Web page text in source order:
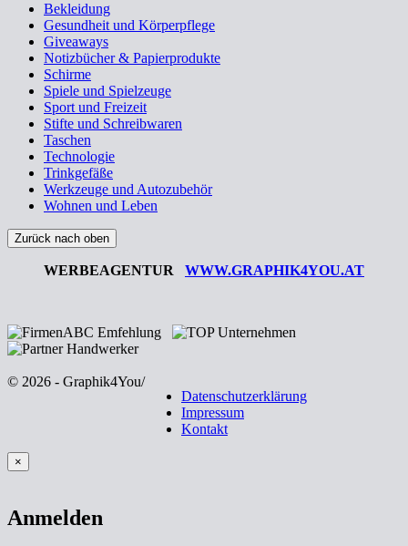
Bekleidung
Gesundheit und Körperpflege
Giveaways
Notizbücher & Papierprodukte
Schirme
Spiele und Spielzeuge
Sport und Freizeit
Stifte und Schreibwaren
Taschen
Technologie
Trinkgefäße
Werkzeuge und Autozubehör
Wohnen und Leben
Zurück nach oben
WERBEAGENTUR WWW.GRAPHIK4YOU.AT
© 2026 - Graphik4You/
Datenschutzerklärung
Impressum
Kontakt
×
Anmelden